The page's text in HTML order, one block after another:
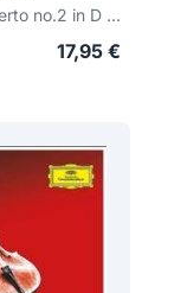
Don Quixote / Cello concerto no.2 in D major
17,95 €